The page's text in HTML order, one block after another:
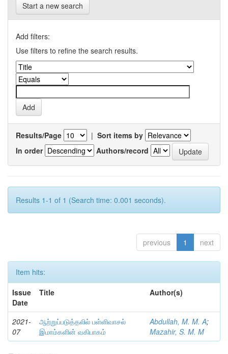
Start a new search
Add filters:
Use filters to refine the search results.
Results/Page | Sort items by
In order
Authors/record
Results 1-1 of 1 (Search time: 0.001 seconds).
previous 1 next
Item hits:
Issue
Date
Title Author(s)
2021-
07
ஆற்றுப்படுத்தலில் பள்ளிவாசல்
இமாம்களின் வகிபாகம்
Abdullah, M. M. A;
Mazahir, S. M. M